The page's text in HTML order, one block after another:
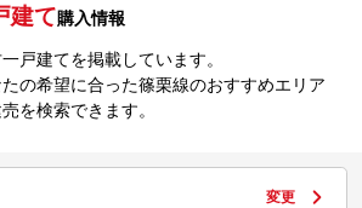
建て購入情報
戸建てを掲載しています。
の希望に合った篠栗線のおすすめエリア
を検索できます。
変更